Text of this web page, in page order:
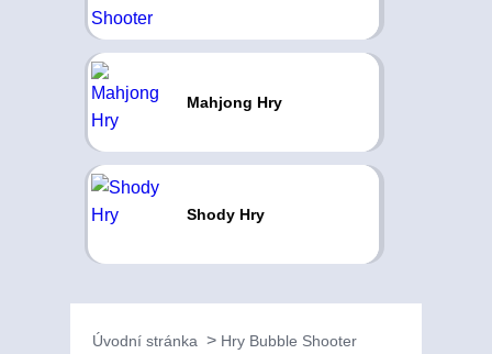
Mahjong Hry
Shody Hry
Úvodní stránka Hry Bubble Shooter